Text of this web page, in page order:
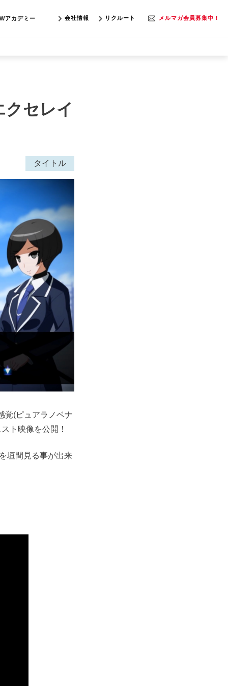
アカデミー 会社情報 リクルート メルマガ会員募集中！
セレイ
タイトル
覚(ピュアラノベナ
ト映像を公開！
垣間見る事が出来